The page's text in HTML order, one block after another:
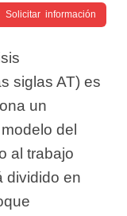
Solicitar información
siglas AT) es
un
del
al trabajo
dividido en